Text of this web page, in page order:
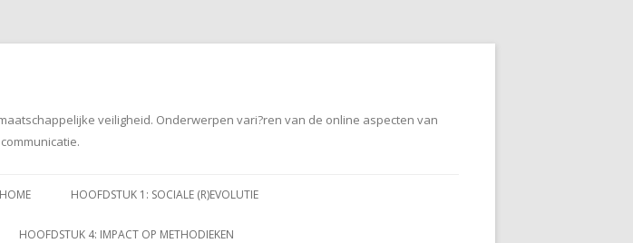
veiligheid. Onderwerpen vari?ren van de online aspecten van
naar
HOME HOOFDSTUK 1: SOCIALE (R)EVOLUTIE
HOOFDSTUK 4: IMPACT OP METHODIEKEN